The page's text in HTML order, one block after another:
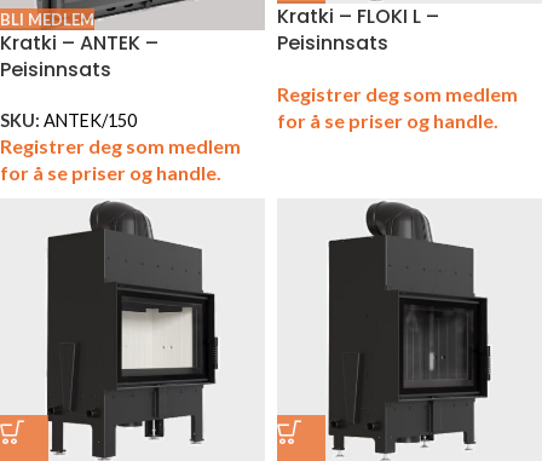
BLI MEDLEM
Kratki – ANTEK –
Peisinnsats
SKU: ANTEK/150
Registrer deg som medlem
for å se priser og handle.
Kratki – FLOKI L –
Peisinnsats
Registrer deg som medlem
for å se priser og handle.